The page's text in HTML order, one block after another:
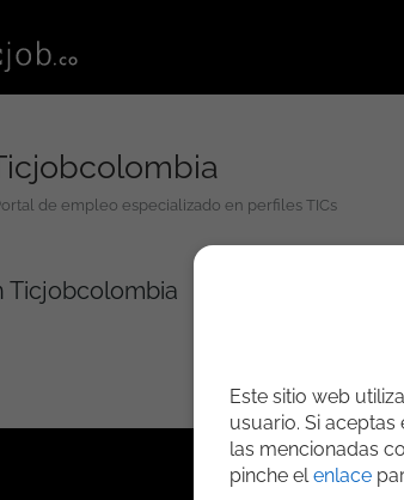
de empleo especializado en perfiles TICs
Ticjobcolombia
Este sitio web
usuario. Si
las mencionadas
pinche elenlace